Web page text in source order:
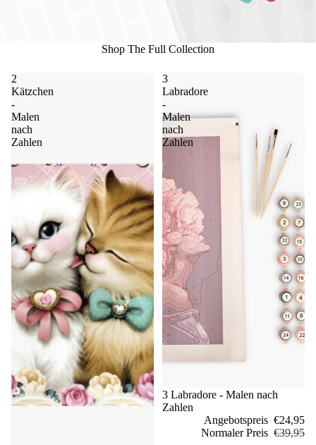
Shop The Full Collection
2
Kätzchen
-
Malen
nach
Zahlen
3
Labradore
-
Malen
nach
Zahlen
Sale
3 Labradore - Malen nach
Zahlen
Angebotspreis €24,95
Normaler Preis €39,95